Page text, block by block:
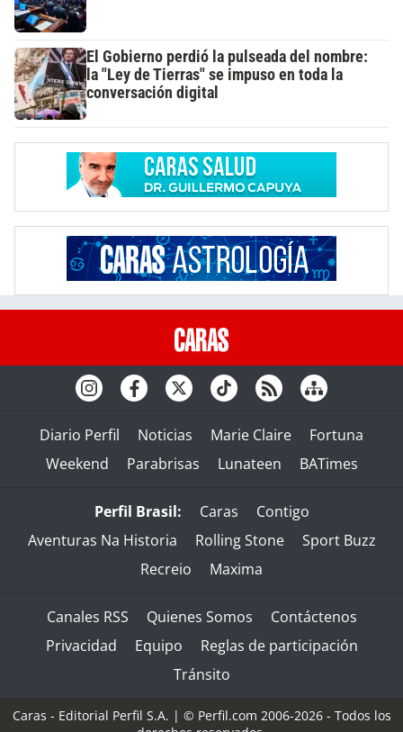
El Gobierno perdió la pulseada del nombre:
la "Ley de Tierras" se impuso en toda la
conversación digital
Diario Perfil Noticias Marie Claire
Fortuna
Weekend
Parabrisas Lunateen BATimes
Perfil Brasil: Caras
Contigo
Aventuras Na Historia
Rolling Stone
Sport Buzz
Recreio
Maxima
Canales RSS Quienes Somos
Contáctenos
Privacidad
Equipo
Reglas de participación
Tránsito
Caras - Editorial Perfil S.A. | © Perfil.com 2006-2026 - Todos los